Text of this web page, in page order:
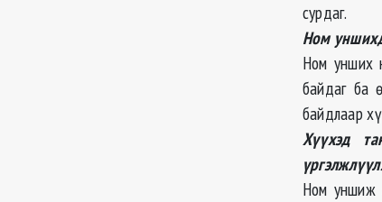
сурдаг.
Ном
Ном унших
байдаг ба
байдлаар
Хүүхэд
Ном уншиж